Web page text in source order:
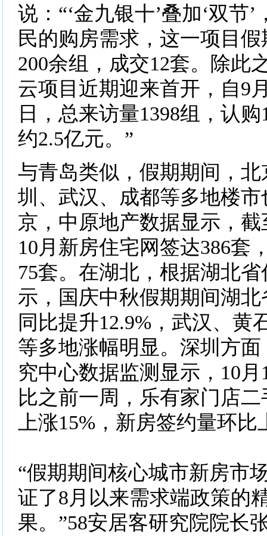
说：“‘金九银十’叠加‘双节
民的购房需求，这一项目
200余组，成交12套。除此
云项目近期迎来首开，自9
日，总来访量1398组，认
约2.5亿元。”
与青岛类似，假期期间，
圳、武汉、成都等多地楼
京，中原地产数据显示，截
10月新房住宅网签达386套
75套。在湖北，根据湖北
示，国庆中秋假期期间湖
同比提升12.9%，武汉、黄
等多地涨幅明显。深圳方
究中心数据监测显示，10月
比之前一周，乐有家门店
上涨15%，新房签约量环
“假期期间核心城市新房市
证了8月以来需求端政策的
果。”58安居客研究院院长